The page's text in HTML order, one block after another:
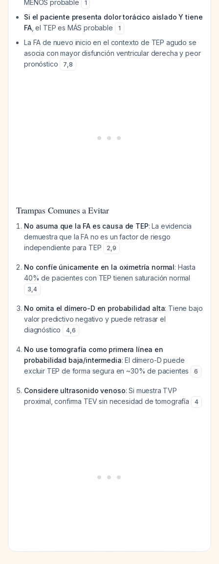
MENOS probable
1
Si el paciente presenta dolor torácico aislado Y tiene
FA, el TEP es MÁS probable 1
La FA de nuevo inicio en el contexto de TEP agudo se
asocia con mayor disfunción ventricular derecha y peor
pronóstico
7,8
Trampas Comunes a Evitar
No asuma que la FA es causa de TEP: La evidencia
demuestra que la FA no es un factor de riesgo
independiente para TEP
2,9
No confíe únicamente en la oximetría normal: Hasta
40% de pacientes con TEP tienen saturación normal
3,4
No omita el dímero-D en probabilidad alta: Tiene bajo
valor predictivo negativo y puede retrasar el
diagnóstico
4,6
No use tomografía como primera línea en
probabilidad baja/intermedia: El dímero-D puede
excluir TEP de forma segura en ~30% de pacientes
6
Considere ultrasonido venoso: Si muestra TVP
proximal, confirma TEV sin necesidad de tomografía
4